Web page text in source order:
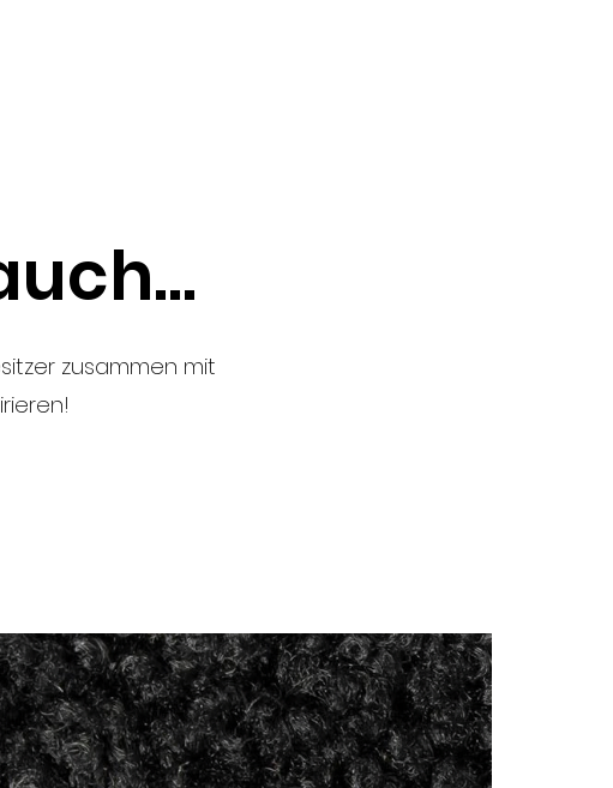
zusammen mit